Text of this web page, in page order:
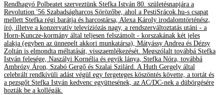
Rendhagyó Polbeatet szerveztünk Stefka István 80. születésnapjára a
Revolution '56 Szabadságharcos Sörözőbe, ahol a PestiSrácok.hu-s csapat
mellett Stefka régi barátja és harcostársa, Alexa Károly irodalomtörténész,
író, illetve a konzervatív televíziózás nagy, a rendszerváltoztatás utáni - a
Horn-Kuncze-kormány által teljesen felszámolt - korszakának két jeles
alakja (egyben az ünnepelt akkori munkatársa), Mátyássy Andrea és Dézsy
Zoltán is elmondta méltatását, visszaemlékezését. Megszólalt továbbá Stefka
István felesége, Naszályi Kornélia és egyik lánya, Stefka Nóra, továbbá
Ambrózy Áron, Szabó Gergő és Szalai Szilárd. A Huth Gergely által
celebrált rendkívüli adást végül egy fergeteges köszöntés követte, a tortát és
a pezsgőt Stefka István kedvenc együttesének, az AC/DC-nek a dübörgésére
hozták be a kollégák.